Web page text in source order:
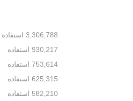
3,306,788 استفاده
930,217 استفاده
753,614 استفاده
625,315 استفاده
582,210 استفاده